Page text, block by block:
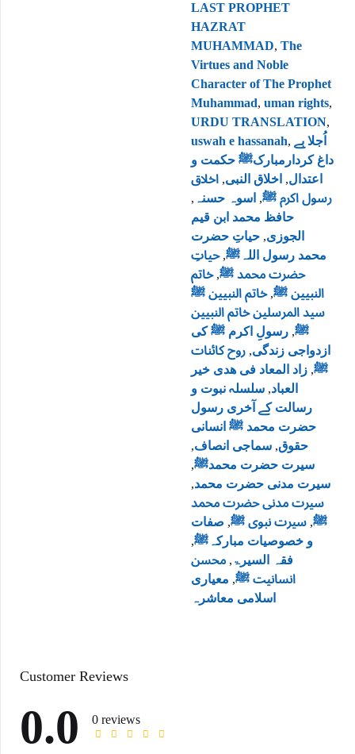
LAST PROPHET
HAZRAT
MUHAMMAD, The
Virtues and Noble
Character of The Prophet
Muhammad, uman rights,
URDU TRANSLATION,
uswah e hassanah, اُجلا بے
داغ کردارمبارکﷺ حکمت و
اعتدال, اخلاق النبی, اخلاق
رسول اکرم ﷺ, اسوہ حسنہ ,
حافظ محمد ابن قیم
الجوزی, حیاتِ حضرت
محمد رسول اللہﷺ,حیاتِ
حضرت محمد ﷺ,خاتم
النبیین ﷺ,خاتم النبیین ﷺ
سید المرسلین خاتم النبیین
ﷺ, رسولِ اکرم ﷺ کی
ازدواجی زندگی, روح کائنات
ﷺ, زاد المعاد فی هدی خیر
العباد, سلسلہ نبوت و
رسالت کے آخری رسول
حضرت محمد ﷺ انسانی
حقوق, سماجی انصاف,
سیرت حضرت محمدﷺ,
سیرت مدنی حضرت محمد,
سیرت مدنی حضرت محمد
ﷺ, سیرت نبوی ﷺ, صفات
و خصوصیات مبارکہﷺ,
فقہ السیرۃ , محسن
انسانیت ﷺ, معیاری
اسلامی معاشرہ
Customer Reviews
0.0 0 reviews